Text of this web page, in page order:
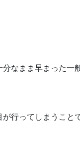
分なまま早まった一
行ってしまうこと